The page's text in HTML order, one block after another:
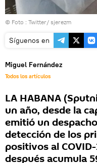
© Foto : Twitter/ sjerezm
Síguenos en
Miguel Fernández
Todos los artículos
LA HABANA
un año, desde la
emitió un
detección de los
positivos al
después acumula